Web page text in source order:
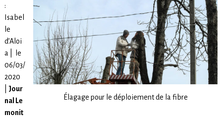
Élagage pour le déploiement de la fibre
:
Isabel
le
d’Aloi
a | le
06/03/
2020
Jour
nal Le
monit